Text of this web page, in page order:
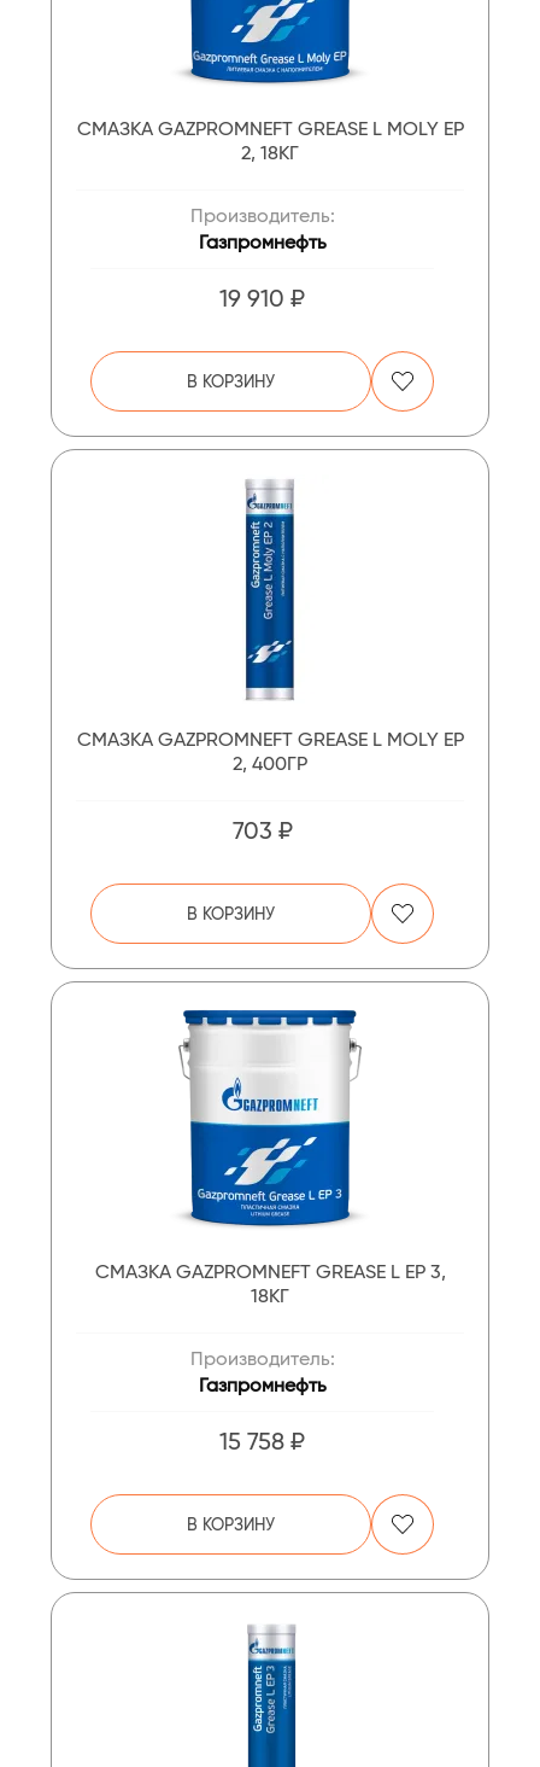
СМАЗКА GAZPROMNEFT GREASE L MOLY EP
2, 18КГ
Производитель:
Газпромнефть
19 910 ₽
В КОРЗИНУ
СМАЗКА GAZPROMNEFT GREASE L MOLY EP
2, 400ГР
703 ₽
В КОРЗИНУ
СМАЗКА GAZPROMNEFT GREASE L ЕР 3,
18КГ
Производитель:
Газпромнефть
15 758 ₽
В КОРЗИНУ